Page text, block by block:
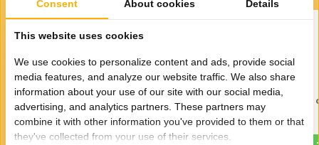
Kunstboom Tropaeolum |
Japan Bell - 140 cm
129,-
Kunstolijfboom 200
239,-
Consent About cookies Details
This website uses cookies
We use cookies to personalize content and ads, provide social
media features, and analyze our website traffic. We also share
information about your use of our site with our social media,
advertising, and analytics partners. These partners may
combine it with other information you've provided to them or that
they've collected from your use of their services.